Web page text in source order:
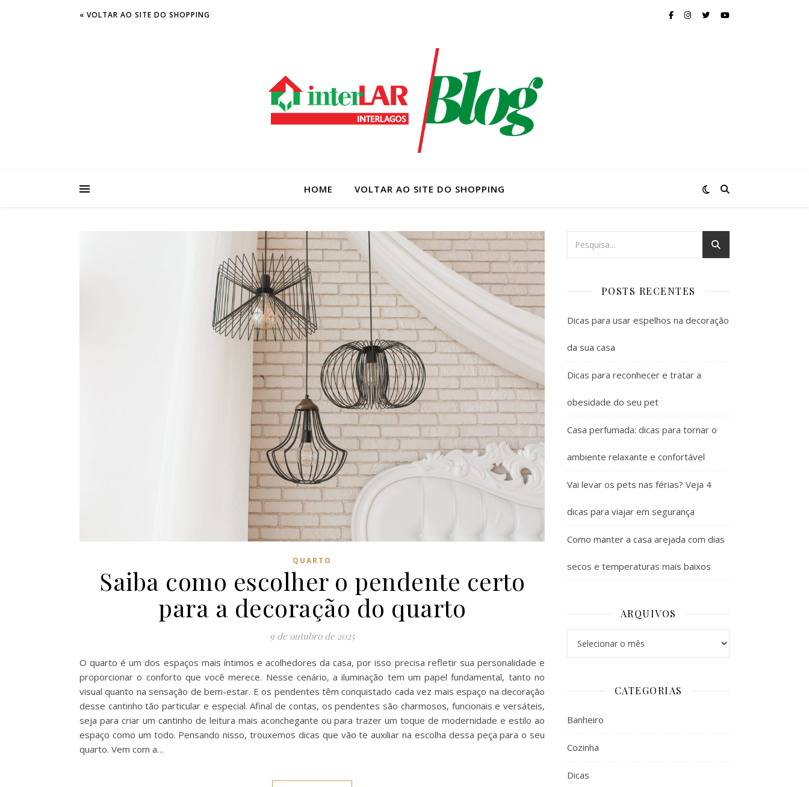
« VOLTAR AO SITE DO SHOPPING
HOME VOLTAR AO SITE DO SHOPPING
QUARTO
Saiba como escolher o pendente certo
para a decoração do quarto
9 de outubro de 2025
O quarto é um dos espaços mais íntimos e acolhedores da casa, por isso precisa refletir sua personalidade e
proporcionar o conforto que você merece. Nesse cenário, a iluminação tem um papel fundamental, tanto no
visual quanto na sensação de bem-estar. E os pendentes têm conquistado cada vez mais espaço na decoração
desse cantinho tão particular e especial. Afinal de contas, os pendentes são charmosos, funcionais e versáteis,
seja para criar um cantinho de leitura mais aconchegante ou para trazer um toque de modernidade e estilo ao
espaço como um todo. Pensando nisso, trouxemos dicas que vão te auxiliar na escolha dessa peça para o seu
quarto. Vem com a…
POSTS RECENTES
Dicas para usar espelhos na decoração
da sua casa
Dicas para reconhecer e tratar a
obesidade do seu pet
Casa perfumada: dicas para tornar o
ambiente relaxante e confortável
Vai levar os pets nas férias? Veja 4
dicas para viajar em segurança
Como manter a casa arejada com dias
secos e temperaturas mais baixos
ARQUIVOS
CATEGORIAS
Banheiro
Cozinha
Dicas